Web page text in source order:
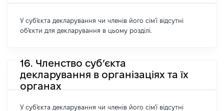
У суб'єкта декларування чи членів його сім'ї відсутні
об'єкти для декларування в цьому розділі.
16. Членство суб’єкта
декларування в організаціях та їх
органах
У суб'єкта декларування чи членів його сім'ї відсутні